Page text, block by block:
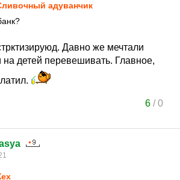
адуванчик
Давно же мечтали
на детей перевешивать. Главное,
6/0